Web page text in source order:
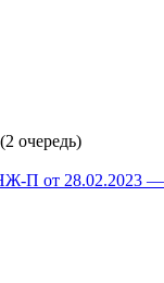
очередь)
П от 28.02.2023 —